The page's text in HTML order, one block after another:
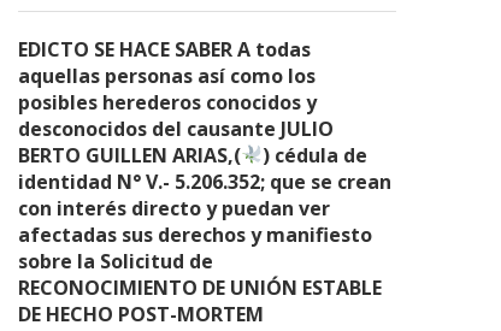
EDICTO SE HACE SABER A todas
aquellas personas así como los
posibles herederos conocidos y
desconocidos del causante JULIO
BERTO GUILLEN ARIAS,(
) cédula de
identidad N° V.- 5.206.352; que se crean
con interés directo y puedan ver
afectadas sus derechos y manifiesto
sobre la Solicitud de
RECONOCIMIENTO DE UNIÓN ESTABLE
DE HECHO POST-MORTEM